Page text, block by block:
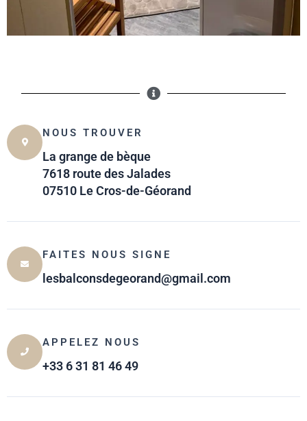
NOUS TROUVER
La grange de bèque
7618 route des Jalades
07510 Le Cros-de-Géorand
FAITES NOUS SIGNE
lesbalconsdegeorand@gmail.com
APPELEZ NOUS
+33 6 31 81 46 49